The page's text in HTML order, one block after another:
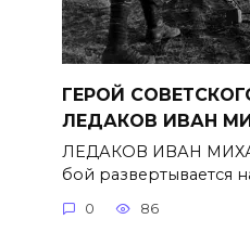
ГЕРОЙ
ЛЕДАКОВ ИВАН
ЛЕДАКОВ ИВАН
бой развертывается
0 86